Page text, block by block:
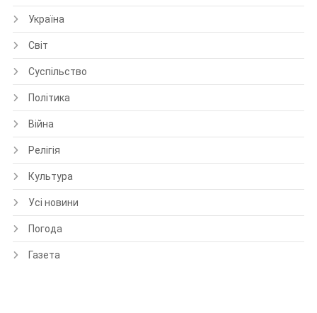
Україна
Світ
Суспільство
Політика
Війна
Релігія
Культура
Усі новини
Погода
Газета